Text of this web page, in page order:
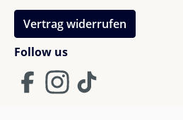
Follow us
Vertrag widerrufen